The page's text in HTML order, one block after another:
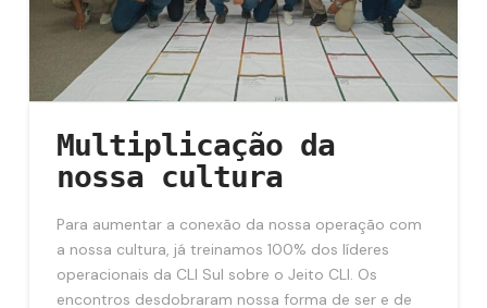
Multiplicação da
nossa cultura
Para aumentar a conexão da nossa operação com
a nossa cultura, já treinamos 100% dos líderes
operacionais da CLI Sul sobre o Jeito CLI. Os
encontros desdobraram nossa forma de ser e de